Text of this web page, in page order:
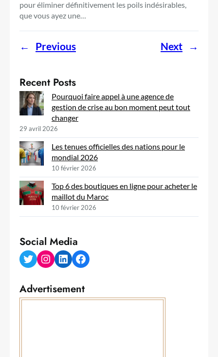
pour éliminer définitivement les poils indésirables,
que vous ayez une…
← Previous Next →
Recent Posts
Pourquoi faire appel à une agence de
gestion de crise au bon moment peut tout
changer
29 avril 2026
Les tenues officielles des nations pour le
mondial 2026
10 février 2026
Top 6 des boutiques en ligne pour acheter le
maillot du Maroc
10 février 2026
Social Media
Twitter Instagram LinkedIn Facebook
Advertisement